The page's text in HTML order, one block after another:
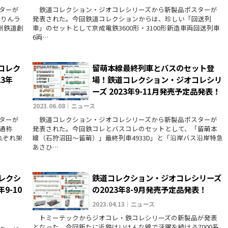
ーが
んラ
鉄道創
鉄道コレクション・ジオコレシリーズから新製品ポスターが
発表された。今回鉄道コレクションからは、珍しい「回送列
車」のセットとして京成電鉄3600形・3100形新造車両回送列車
6両…
レク
年
ーが
称
ぞれ架
留萌本線最終列車とバスのセット登
場！鉄道コレクション・ジオコレシリ
ーズ 2023年9-11月発売予定品発表！
2023.06.08｜ニュース
鉄道コレクション・ジオコレシリーズから新製品ポスターが
発表された。今回鉄コレとバスコレのセットとして、「留萌本
線（石狩沼田〜留萌）」最終列車4933D」と「沿岸バス沿岸特急
あさひ…
クシ
9-10
鉄道コレクション・ジオコレシリーズ
の2023年8-9月発売予定品発表！
2023.04.13｜ニュース
トミーテックからジオコレ・鉄コレシリーズの新製品が発表